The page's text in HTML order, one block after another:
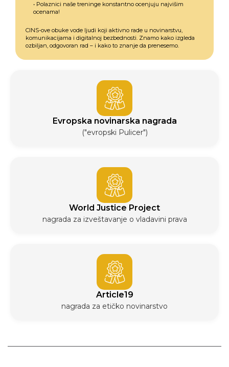
• Polaznici naše treninge konstantno ocenjuju najvišim
ocenama!
CINS-ove obuke vode ljudi koji aktivno rade u novinarstvu,
komunikacijama i digitalnoj bezbednosti. Znamo kako izgleda
ozbiljan, odgovoran rad – i kako to znanje da prenesemo.
Evropska novinarska nagrada
("evropski Pulicer")
World Justice Project
nagrada za izveštavanje o vladavini prava
Article19
nagrada za etičko novinarstvo